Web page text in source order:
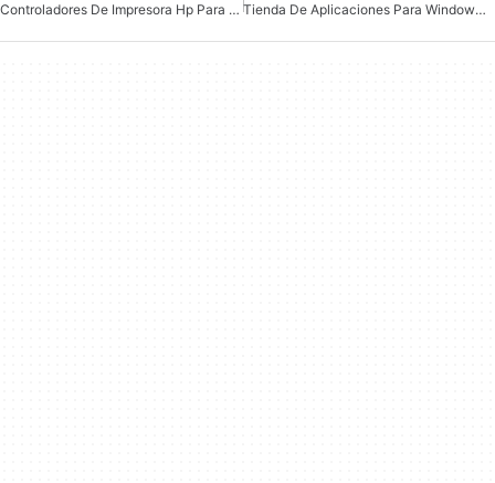
Controladores De Impresora Hp Para Windows 10
Tienda De Aplicaciones Para Windows 10